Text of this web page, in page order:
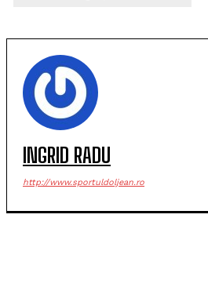
INGRID RADU
http://www.sportuldoljean.ro